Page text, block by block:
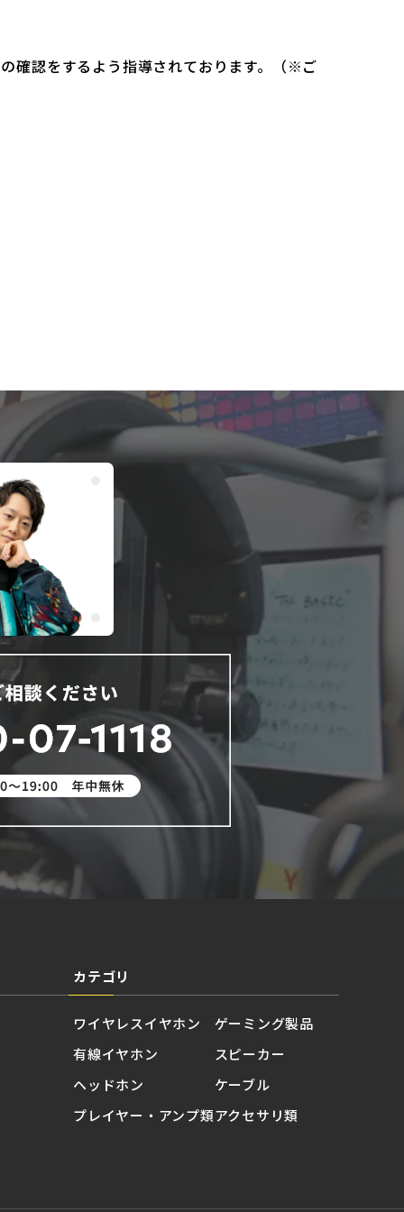
確認をするよう指導されております。（※ご
カテゴリ
ワイヤレスイヤホン
有線イヤホン
ヘッドホン
プレイヤー・アンプ類
ゲーミング製品
スピーカー
ケーブル
アクセサリ類